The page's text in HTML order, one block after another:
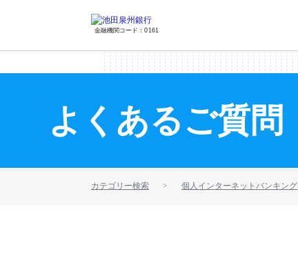
金融機関コード：0161
よくあるご質問
カテゴリー検索 個人インターネットバンキング